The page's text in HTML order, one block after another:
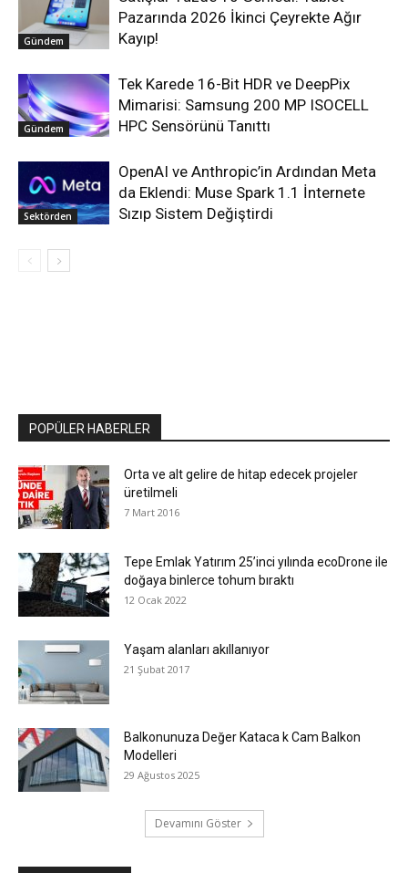
Gündem
Pazarında 2026 İkinci Çeyrekte Ağır
Kayıp!
Gündem
Tek Karede 16-Bit HDR ve DeepPix
Mimarisi: Samsung 200 MP ISOCELL
HPC Sensörünü Tanıttı
Sektörden
OpenAI ve Anthropic’in Ardından Meta
da Eklendi: Muse Spark 1.1 İnternete
Sızıp Sistem Değiştirdi
POPÜLER HABERLER
Orta ve alt gelire de hitap edecek projeler
üretilmeli
7 Mart 2016
Tepe Emlak Yatırım 25’inci yılında ecoDrone ile
doğaya binlerce tohum bıraktı
12 Ocak 2022
Yaşam alanları akıllanıyor
21 Şubat 2017
Balkonunuza Değer Kataca k Cam Balkon
Modelleri
29 Ağustos 2025
Devamını Göster